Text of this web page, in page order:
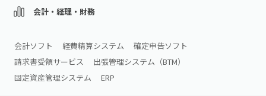
会計・経理・財務
会計ソフト 経費精算システム
確定申告ソフト
請求書受領サービス
出張管理システム（BTM）
固定資産管理システム
ERP